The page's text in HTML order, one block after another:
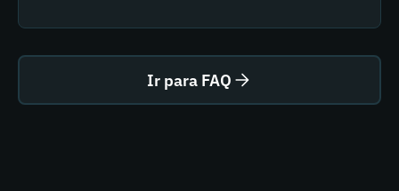
Ir para FAQ